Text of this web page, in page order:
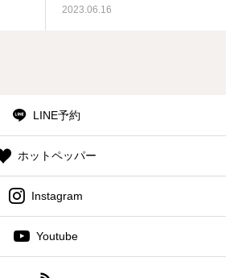
2023.06.16
LINE予約
ホットペッパー
Instagram
Youtube